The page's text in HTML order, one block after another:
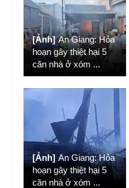
[Ảnh] An Giang: Hỏa
hoạn gây thiệt hại 5
căn nhà ở xóm ...
[Ảnh] An Giang: Hỏa
hoạn gây thiệt hại 5
căn nhà ở xóm ...